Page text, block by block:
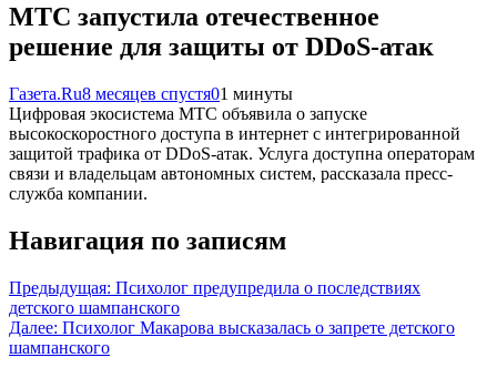
МТС запустила отечественное
решение для защиты от DDoS-атак
Газета.Ru8 месяцев спустя01 минуты
Цифровая экосистема МТС объявила о запуске
высокоскоростного доступа в интернет с интегрированной
защитой трафика от DDoS-атак. Услуга доступна операторам
связи и владельцам автономных систем, рассказала пресс-
служба компании.
Навигация по записям
Предыдущая: Психолог предупредила о последствиях
детского шампанского
Далее: Психолог Макарова высказалась о запрете детского
шампанского